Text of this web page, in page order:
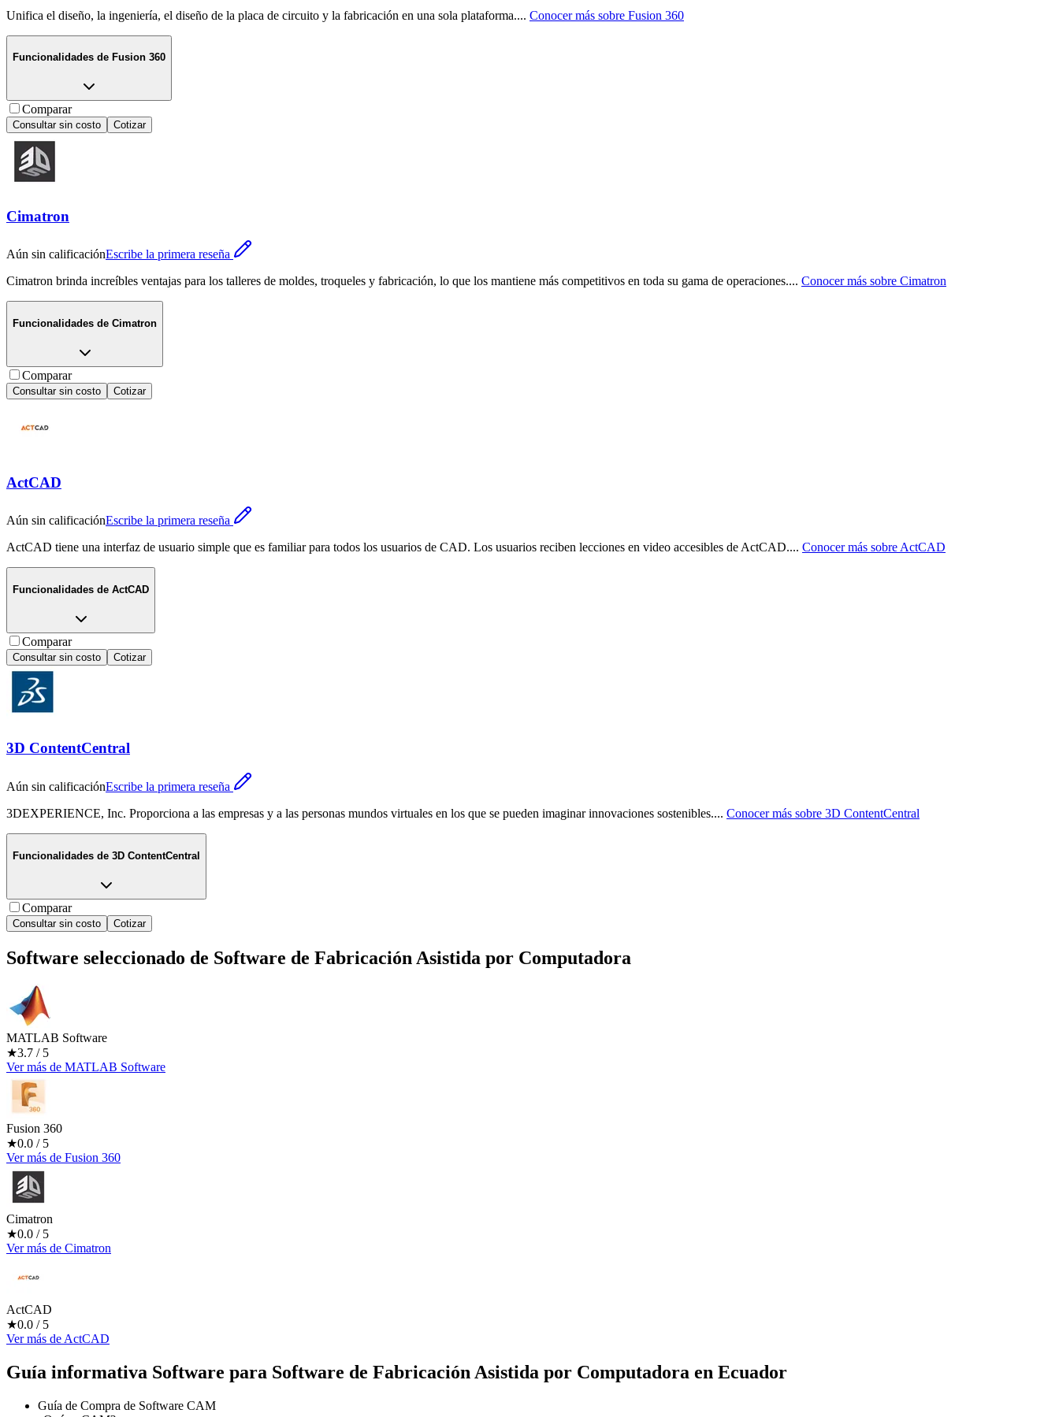
Unifica el diseño, la ingeniería, el diseño de la placa de circuito y la fabricación en una sola plataforma.... Conocer más sobre Fusion 360
Funcionalidades de Fusion 360
Comparar
Consultar sin costo Cotizar
Cimatron
Aún sin calificaciónEscribe la primera reseña
Cimatron brinda increíbles ventajas para los talleres de moldes, troqueles y fabricación, lo que los mantiene más competitivos en toda su gama de operaciones.... Conocer más sobre Cimatron
Funcionalidades de Cimatron
Comparar
Consultar sin costo Cotizar
ActCAD
Aún sin calificaciónEscribe la primera reseña
ActCAD tiene una interfaz de usuario simple que es familiar para todos los usuarios de CAD. Los usuarios reciben lecciones en video accesibles de ActCAD.... Conocer más sobre ActCAD
Funcionalidades de ActCAD
Comparar
Consultar sin costo Cotizar
3D ContentCentral
Aún sin calificaciónEscribe la primera reseña
3DEXPERIENCE, Inc. Proporciona a las empresas y a las personas mundos virtuales en los que se pueden imaginar innovaciones sostenibles.... Conocer más sobre 3D ContentCentral
Funcionalidades de 3D ContentCentral
Comparar
Consultar sin costo Cotizar
Software seleccionado de Software de Fabricación Asistida por Computadora
MATLAB Software
★3.7 / 5
Ver más de MATLAB Software
Fusion 360
★0.0 / 5
Ver más de Fusion 360
Cimatron
★0.0 / 5
Ver más de Cimatron
ActCAD
★0.0 / 5
Ver más deActCAD
Guía informativa Software para Software de Fabricación Asistida por Computadora en Ecuador
Guía de Compra de Software CAM